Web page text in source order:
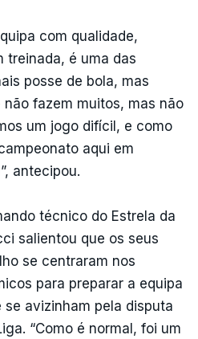
com qualidade,
treinada, é uma das
posse de bola, mas
fazem muitos, mas não
um jogo difícil, e como
aqui em
antecipou.
técnico do Estrela da
salientou que os seus
se centraram nos
para preparar a equipa
se avizinham pela disputa
“Como é normal, foi um